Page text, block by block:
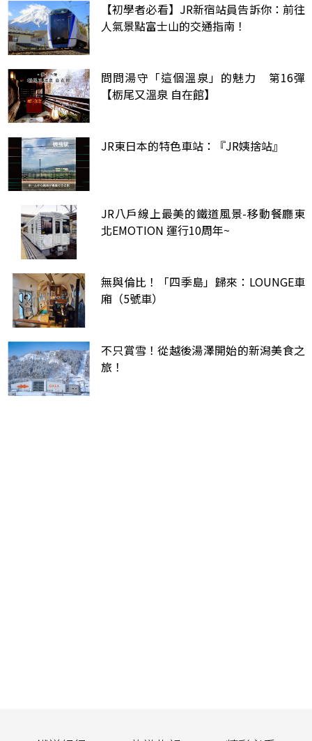
【初學者必看】JR新宿站員告訴你：前往
人氣景點富士山的交通指南！
問問湯守「這個溫泉」的魅力 第16彈
【栃尾又溫泉 自在館】
JR東日本的特色車站：『JR姨捨站』
JR八戶線上最美的鐵道風景-移動餐廳東
北EMOTION 運行10周年~
無與倫比！「四季島」歸來：LOUNGE車
廂（5號車）
不只賞雪！從越後湯澤開始的新潟美食之
旅！